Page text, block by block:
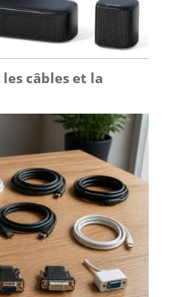
câbles et la